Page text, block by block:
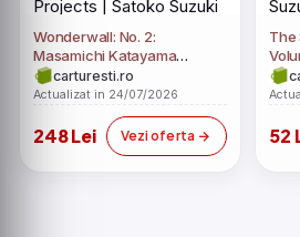
Wonderwall: No. 2:
Masamichi Katayama
Projects | Satoko Suzuki
carturesti.ro
Actualizat in 24/07/2026
248 Lei Vezi oferta
The
52